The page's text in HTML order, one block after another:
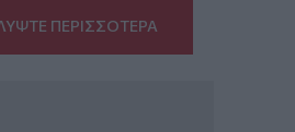
ΠΕΡΙΣΣΟΤΕΡΑ